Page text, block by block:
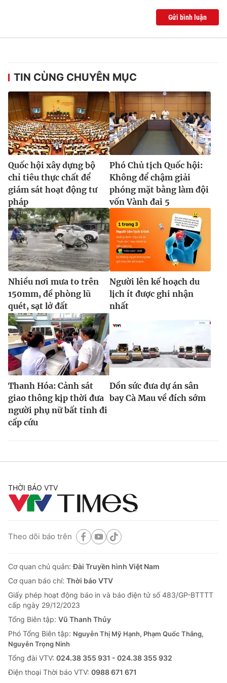
® Cấm sao chép dưới mọi hình thức nếu không có sự chấp
thuận bằng văn bản. Ghi rõ nguồn VTV.vn khi phát hành lại
thông tin từ website này.
Gửi bình luận
TIN CÙNG CHUYÊN MỤC
Quốc hội xây dựng bộ
chỉ tiêu thực chất để
giám sát hoạt động tư
pháp
Phó Chủ tịch Quốc hội:
Không để chậm giải
phóng mặt bằng làm đội
vốn Vành đai 5
Nhiều nơi mưa to trên
150mm, đề phòng lũ
quét, sạt lở đất
Người lên kế hoạch du
lịch ít được ghi nhận
nhất
Thanh Hóa: Cảnh sát
giao thông kịp thời đưa
người phụ nữ bất tỉnh đi
cấp cứu
Dồn sức đưa dự án sân
bay Cà Mau về đích sớm
THỜI BÁO VTV
Theo dõi báo trên
Cơ quan chủ quản:Đài Truyền hình Việt Nam
Cơ quan báo chí: Thời báo VTV
Giấy phép hoạt động báo in và báo điện tử số 483/GP-BTTTT
cấp ngày 29/12/2023
Tổng Biên tập: Vũ Thanh Thủy
Phó Tổng Biên tập: Nguyễn Thị Mỹ Hạnh, Phạm Quốc Thắng,
Nguyễn Trọng Ninh
Tổng đài VTV: 024.38 355 931 - 024.38 355 932
Ðiện thoại Thời báo VTV: 0988 671 671